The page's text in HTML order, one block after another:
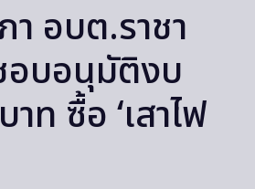
อบต.ราชา
อบอนุมัติงบ
ท ซื้อ ‘เสาไฟ